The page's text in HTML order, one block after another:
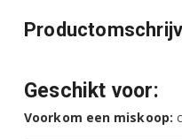
Geschikt voor:
Voorkom een miskoop: